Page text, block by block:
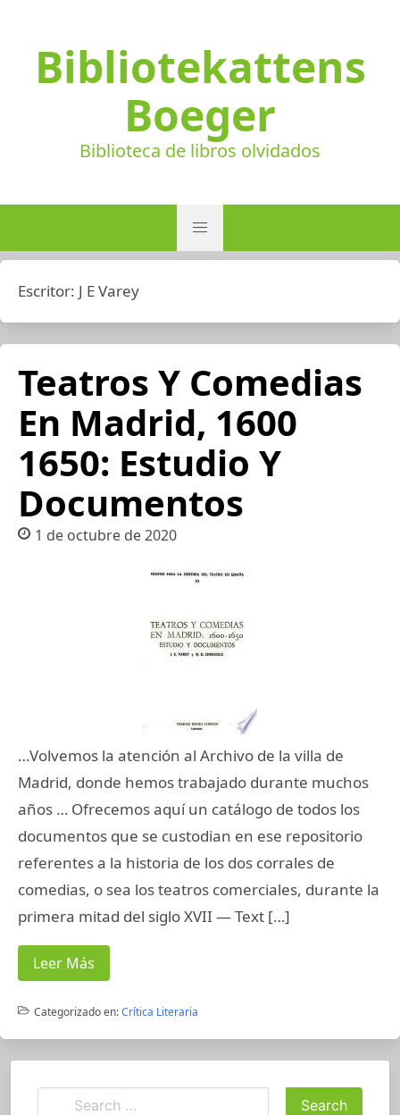
Bibliotekattens
Boeger
Biblioteca de libros olvidados
Escritor: J E Varey
Teatros Y Comedias
En Madrid, 1600
1650: Estudio Y
Documentos
1 de octubre de 2020
…Volvemos la atención al Archivo de la villa de
Madrid, donde hemos trabajado durante muchos
años … Ofrecemos aquí un catálogo de todos los
documentos que se custodian en ese repositorio
referentes a la historia de los dos corrales de
comedias, o sea los teatros comerciales, durante la
primera mitad del siglo XVII — Text […]
Leer Más
Categorizado en:Crítica Literaria